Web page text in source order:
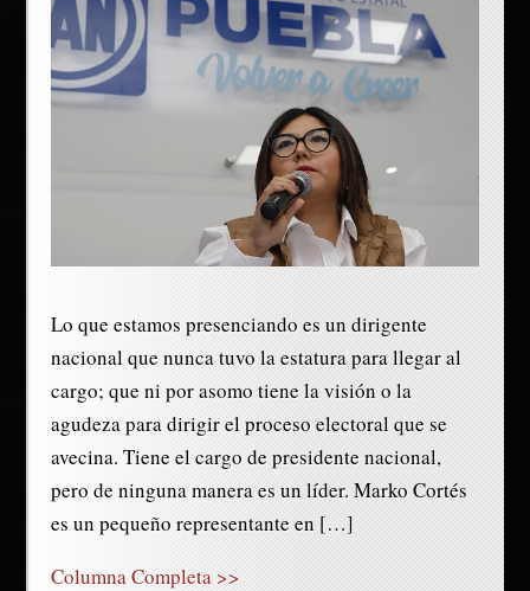
Lo que estamos presenciando es un dirigente
nacional que nunca tuvo la estatura para llegar al
cargo; que ni por asomo tiene la visión o la
agudeza para dirigir el proceso electoral que se
avecina. Tiene el cargo de presidente nacional,
pero de ninguna manera es un líder. Marko Cortés
es un pequeño representante en […]
Columna Completa >>